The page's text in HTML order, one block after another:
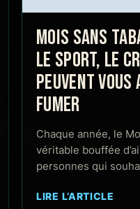
MOIS SANS
LE SPORT, LE
PEUVENT VOUS
FUMER
Chaque année, le
véritable bouffée
personnes qui
LIRE L’ARTICLE